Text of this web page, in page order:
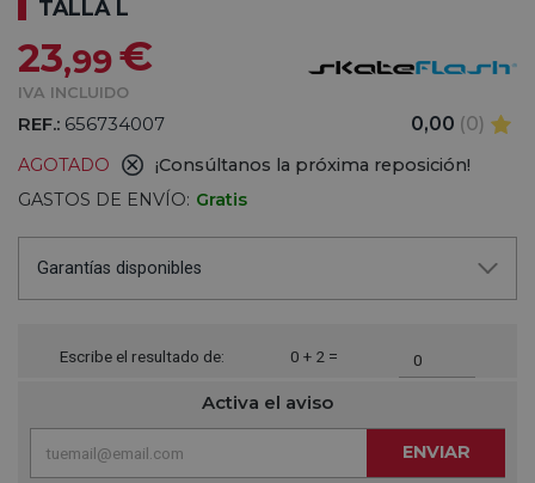
TALLA L
23,99€
IVA INCLUIDO
REF.: 656734007 0,00 (0)
AGOTADO
¡Consúltanos la próxima reposición!
GASTOS DE ENVÍO: Gratis
Garantías disponibles
Escribe el resultado de: 0 + 2 =
Activa el aviso
ENVIAR